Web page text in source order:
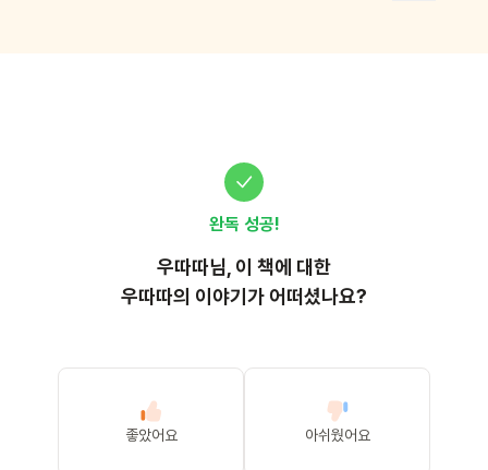
완독 성공!
우따따님, 이 책에 대한
우따따의 이야기가 어떠셨나요?
좋았어요 아쉬웠어요